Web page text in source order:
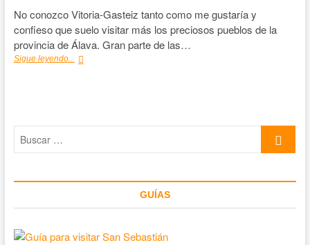
No conozco Vitoria-Gasteiz tanto como me gustaría y
confieso que suelo visitar más los preciosos pueblos de la
provincia de Álava. Gran parte de las…
Sigue leyendo... Mis
GUÍAS